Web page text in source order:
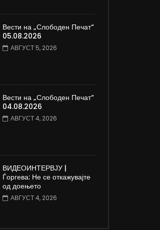
Вести на „Слободен Печат“
05.08.2026
АВГУСТ 5, 2026
Вести на „Слободен Печат“
04.08.2026
АВГУСТ 4, 2026
ВИДЕОИНТЕРВЈУ |
Ѓоргева: Не се откажувајте
од доењето
АВГУСТ 4, 2026